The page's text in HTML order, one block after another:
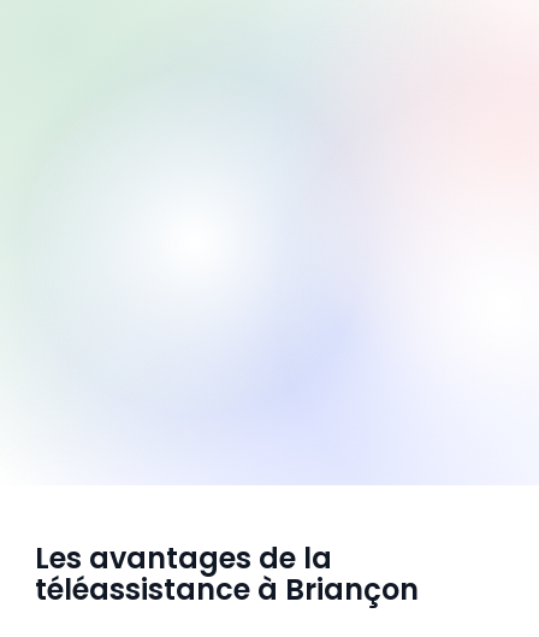
Les avantages de la
téléassistance à Briançon